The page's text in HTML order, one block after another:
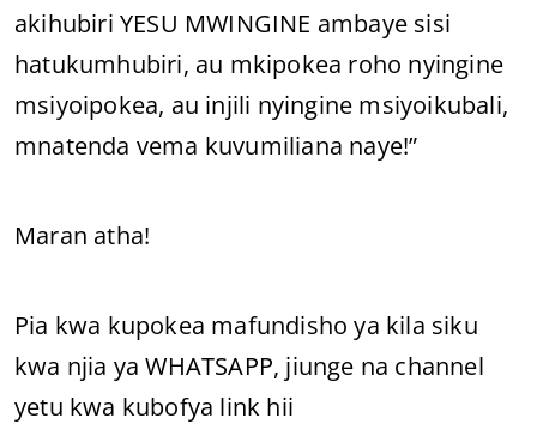
akihubiri YESU MWINGINE ambaye sisi
hatukumhubiri, au mkipokea roho nyingine
msiyoipokea, au injili nyingine msiyoikubali,
mnatenda vema kuvumiliana naye!”
Maran atha!
Pia kwa kupokea mafundisho ya kila siku
kwa njia ya WHATSAPP, jiunge na channel
yetu kwa kubofya link hii